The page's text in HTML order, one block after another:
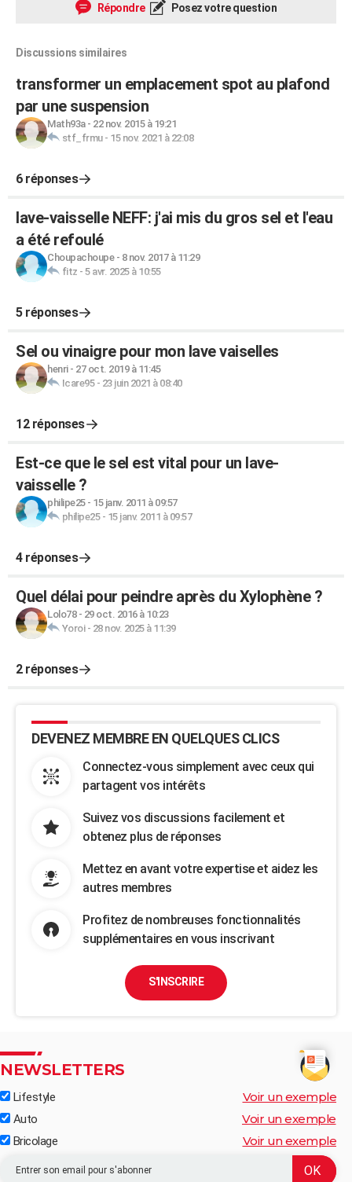
Répondre Posez votre question
Discussions similaires
transformer un emplacement spot au plafond
par une suspension
Math93a- 22 nov. 2015 à 19:21
stf_frmu- 15 nov. 2021 à 22:08
6 réponses
lave-vaisselle NEFF: j'ai mis du gros sel et l'eau
a été refoulé
Choupachoupe- 8 nov. 2017 à 11:29
fitz - 5 avr. 2025 à 10:55
5 réponses
Sel ou vinaigre pour mon lave vaiselles
henri- 27 oct. 2019 à 11:45
Icare95- 23 juin 2021 à 08:40
12 réponses
Est-ce que le sel est vital pour un lave-
vaisselle ?
philipe25- 15 janv. 2011 à 09:57
philipe25- 15 janv. 2011 à 09:57
4 réponses
Quel délai pour peindre après du Xylophène ?
Lolo78- 29 oct. 2016 à 10:23
Yoroi- 28 nov. 2025 à 11:39
2 réponses
DEVENEZ MEMBRE EN QUELQUES CLICS
Connectez-vous simplement avec ceux qui
partagent vos intérêts
Suivez vos discussions facilement et
obtenez plus de réponses
Mettez en avant votre expertise et aidez les
autres membres
Profitez de nombreuses fonctionnalités
supplémentaires en vous inscrivant
S'INSCRIRE
NEWSLETTERS
Lifestyle Voir un exemple
Auto Voir un exemple
Bricolage Voir un exemple